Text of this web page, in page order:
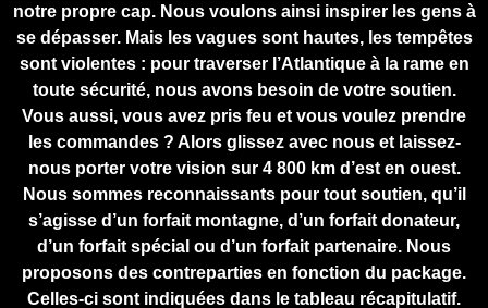
notre propre cap. Nous voulons ainsi inspirer les gens à
se dépasser. Mais les vagues sont hautes, les tempêtes
sont violentes : pour traverser l’Atlantique à la rame en
toute sécurité, nous avons besoin de votre soutien.
Vous aussi, vous avez pris feu et vous voulez prendre
les commandes ? Alors glissez avec nous et laissez-
nous porter votre vision sur 4 800 km d’est en ouest.
Nous sommes reconnaissants pour tout soutien, qu’il
s’agisse d’un forfait montagne, d’un forfait donateur,
d’un forfait spécial ou d’un forfait partenaire. Nous
proposons des contreparties en fonction du package.
Celles-ci sont indiquées dans le tableau récapitulatif.